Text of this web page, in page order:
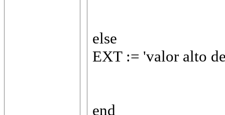
else
EXT := 'valor alto
end